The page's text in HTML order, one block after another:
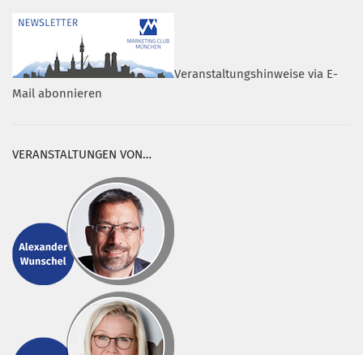
Veranstaltungshinweise via E-
Mail abonnieren
VERANSTALTUNGEN VON…